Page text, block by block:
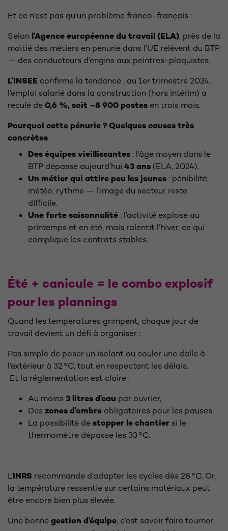
Et ce n’est pas qu’un problème franco-français :
Selon l’Agence européenne du travail (ELA), près de la
moitié des métiers en pénurie dans l’UE relèvent du BTP
— des conducteurs d’engins aux peintres-plaquistes.
L’INSEE confirme la tendance : au 1er trimestre 2024,
l’emploi salarié dans la construction (hors intérim) a
reculé de0,6 %, soit –8 900 postes en trois mois.
Pourquoi cette pénurie ? Quelques causes très
concrètes
Des équipes vieillissantes : l’âge moyen dans le
BTP dépasse aujourd’hui 43 ans (ELA, 2024).
Un métier qui attire peu les jeunes : pénibilité,
météo, rythme — l’image du secteur reste
difficile.
Une forte saisonnalité : l’activité explose au
printemps et en été, mais ralentit l’hiver, ce qui
complique les contrats stables.
Été + canicule = le combo explosif
pour les plannings
Quand les températures grimpent, chaque jour de
travail devient un défi à organiser :
Pas simple de poser un isolant ou couler une dalle à
l’extérieur à 32 °C, tout en respectant les délais.
Et la réglementation est claire :
Au moins3 litres d’eau par ouvrier,
Deszones d’ombre obligatoires pour les pauses,
La possibilité destopper le chantier si le
thermomètre dépasse les 33 °C.
L’INRS recommande d’adapter les cycles dès 28 °C. Or,
la température ressentie sur certains matériaux peut
être encore bien plus élevée.
Une bonnegestion d’équipe, c’est savoir faire tourner